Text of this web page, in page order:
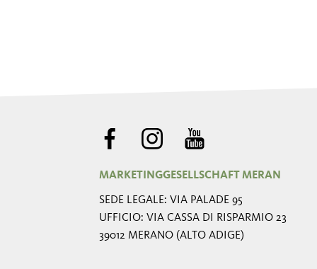
MARKETINGGESELLSCHAFT MERAN
SEDE LEGALE: VIA PALADE 95
UFFICIO: VIA CASSA DI RISPARMIO 23
39012 MERANO (ALTO ADIGE)